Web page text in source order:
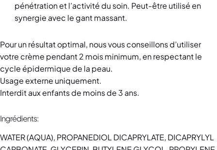
pénétration et l’activité du soin. Peut-être utilisé en
synergie avec le gant massant.
Pour un résultat optimal, nous vous conseillons d’utiliser
votre crème pendant 2 mois minimum, en respectant le
cycle épidermique de la peau.
Usage externe uniquement.
Interdit aux enfants de moins de 3 ans.
Ingrédients:
WATER (AQUA), PROPANEDIOL DICAPRYLATE, DICAPRYLYL